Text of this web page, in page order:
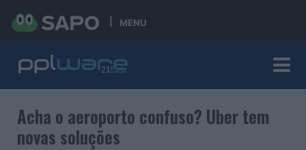
MENU
Acha o aeroporto confuso? Uber tem
novas soluções